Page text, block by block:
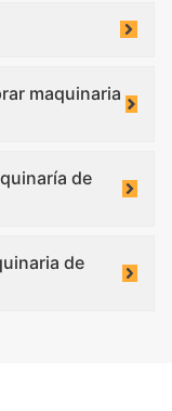
maquinaria
de
de